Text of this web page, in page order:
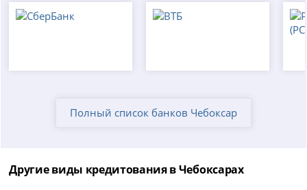
Полный список банков Чебоксар
Другие виды кредитования в Чебоксарах